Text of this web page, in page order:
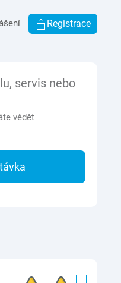
Registrace
servis nebo
vědět